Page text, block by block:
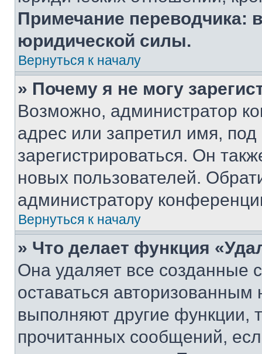
Примечание переводчика:
юридической силы.
Вернуться к началу
» Почему я не могу
Возможно, администратор
адрес или запретил имя,
зарегистрироваться. Он
новых пользователей.
администратору
Вернуться к началу
» Что делает функция
Она удаляет все созданные
оставаться
выполняют другие функции,
прочитанных сообщений,